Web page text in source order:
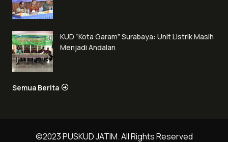
KUD “Kota Garam” Surabaya: Unit Listrik Masih
Menjadi Andalan
Semua Berita
©2023 PUSKUD JATIM. All Rights Reserved